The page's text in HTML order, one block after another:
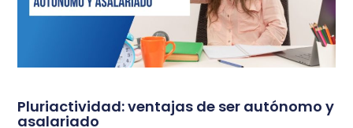
Pluriactividad: ventajas de ser autónomo y
asalariado